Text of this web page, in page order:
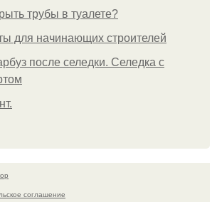
трубы в туалете?
для начинающих строителей
после селедки. Селедка с
соглашение